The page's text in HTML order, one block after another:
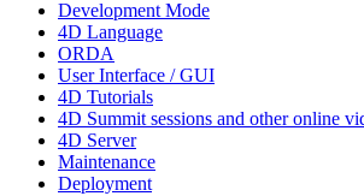
Development Mode
4D Language
ORDA
User Interface / GUI
4D Tutorials
4D Summit sessions and other online
4D Server
Maintenance
Deployment